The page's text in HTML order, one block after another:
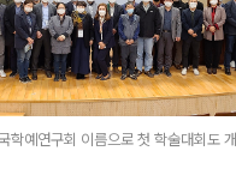
학예연구회 이름으로 첫 학술대회도